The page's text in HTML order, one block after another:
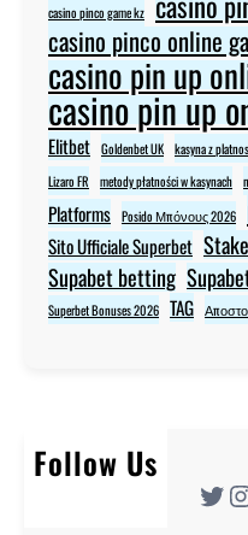
casino pinco game kz
casino pinco online
casino pin up
casino pin up
Elitbet Goldenbet UK kasyna z
Lizaro FR
metody płatności w kasynach
Platforms Posido Μπόνους 2026
Sito Ufficiale Superbet Stake
Supabet betting
Superbet Bonuses 2026 TAG
Follow Us
Twitter Instagram